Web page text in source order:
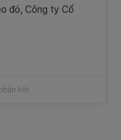
đó, Công ty Cổ
hồi